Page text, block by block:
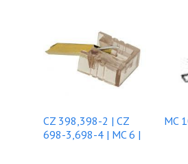
CZ 398,398-2 | CZ
698-3,698-4 | MC 6 |
MC